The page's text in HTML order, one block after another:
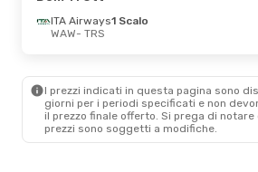
ITA Airways1 Scalo
WAW- TRS
I prezzi indicati in questa pagina sono
giorni per i periodi specificati e non
il ​​prezzo finale offerto. Si prega di
prezzi sono soggetti a modifiche.